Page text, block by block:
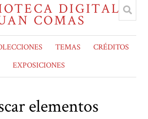
TEMAS
CRÉDITOS
EXPOSICIONES
elementos